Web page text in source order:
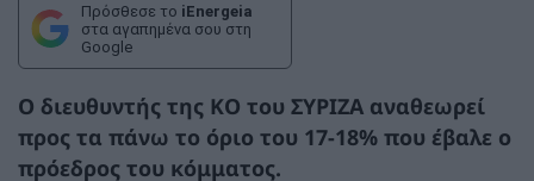
Πρόσθεσε το iEnergeia
στα αγαπημένα σου στη
Google
Ο διευθυντής της ΚΟ του ΣΥΡΙΖΑ αναθεωρεί
προς τα πάνω το όριο του 17-18% που έβαλε ο
πρόεδρος του κόμματος.